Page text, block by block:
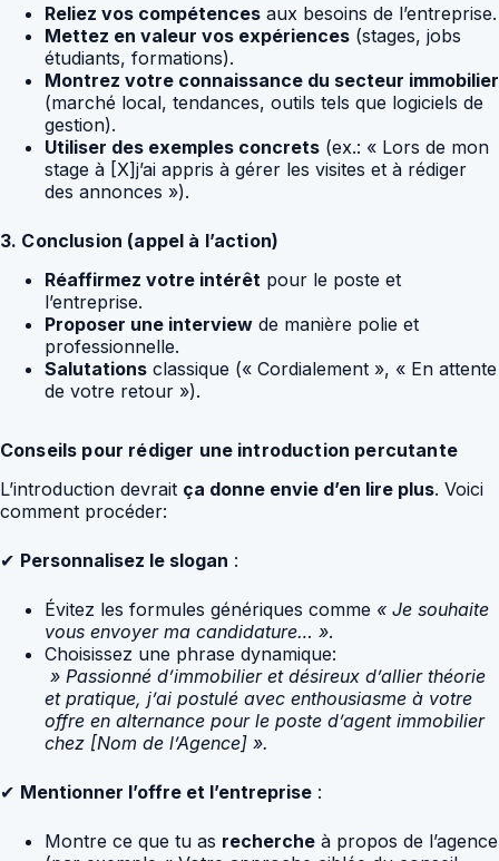
Reliez vos compétences aux besoins de l’entreprise.
Mettez en valeur vos expériences (stages, jobs
étudiants, formations).
Montrez votre connaissance du secteur immobilier
(marché local, tendances, outils tels que logiciels de
gestion).
Utiliser des exemples concrets (ex.: « Lors de mon
stage à [X]j’ai appris à gérer les visites et à rédiger
des annonces »).
3. Conclusion (appel à l’action)
Réaffirmez votre intérêt pour le poste et
l’entreprise.
Proposer une interview de manière polie et
professionnelle.
Salutations classique (« Cordialement », « En attente
de votre retour »).
Conseils pour rédiger une introduction percutante
L’introduction devrait ça donne envie d’en lire plus. Voici
comment procéder:
✔ Personnalisez le slogan :
Évitez les formules génériques comme « Je souhaite
vous envoyer ma candidature… ».
Choisissez une phrase dynamique:
» Passionné d’immobilier et désireux d’allier théorie
et pratique, j’ai postulé avec enthousiasme à votre
offre en alternance pour le poste d’agent immobilier
chez [Nom de l’Agence] ».
✔ Mentionner l’offre et l’entreprise :
Montre ce que tu as recherche à propos de l’agence